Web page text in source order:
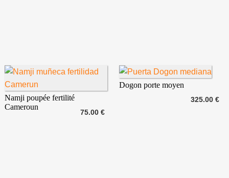
75.00 €
Namji poupée fertilité
Cameroun
325.00 €
Dogon porte moyen